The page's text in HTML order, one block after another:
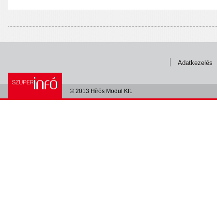
Adatkezelés
© 2013 Hírös Modul Kft.